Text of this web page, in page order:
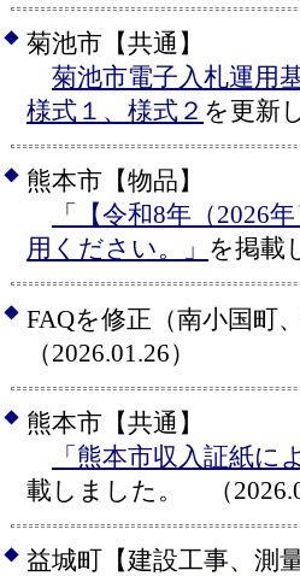
◆ 菊池市【共通】
菊池市電子入札運用
様式１、様式２ を更新
◆ 熊本市【物品】
「【令和8年（2026
用ください。」 を掲載
◆ FAQを修正（南小国
（2026.01.26）
◆ 熊本市【共通】
「熊本市収入証紙
載しました。 （
◆ 益城町【建設工事、測